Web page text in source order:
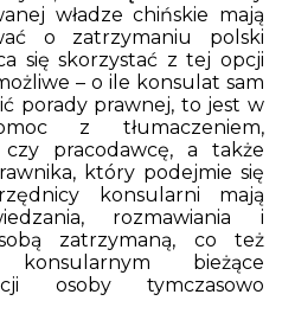
władze chińskie mają
o zatrzymaniu polski
się skorzystać z tej opcji
– o ile konsulat sam
porady prawnej, to jest w
z tłumaczeniem,
pracodawcę, a także
który podejmie się
konsularni mają
rozmawiania i
zatrzymaną, co też
bieżące
osoby tymczasowo